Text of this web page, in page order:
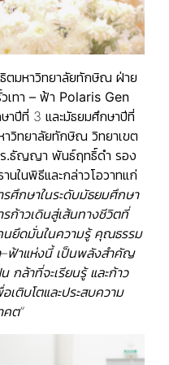
ตมหาวิทยาลัยทักษิณ ฝ่าย
วเทา – ฟ้า Polaris Gen
าปีที่ 3 และมัธยมศึกษาปีที่
วิทยาลัยทักษิณ วิทยาเขต
ร.ธัญญา พันธ์ฤทธิ์ดำ รอง
านในพิธีและกล่าวโอวาทแก่
รศึกษาในระดับมัธยมศึกษา
ก้าวเดินสู่เส้นทางชีวิตที่
นยึดมั่นในความรู้ คุณธรรม
–ฟ้าแห่งนี้ เป็นพลังสำคัญ
กล้าที่จะเรียนรู้ และก้าว
เติบโตและประสบความ
คต”